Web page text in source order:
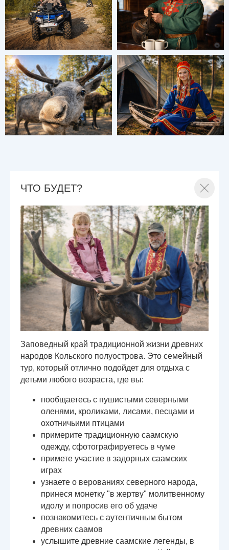
ЧТО БУДЕТ?
Заповедный край традиционной жизни древних
народов Кольского полуострова. Это семейный
тур, который отлично подойдет для отдыха с
детьми любого возраста, где вы:
пообщаетесь с пушистыми северными
оленями, кроликами, лисами, песцами и
охотничьими птицами
примерите традиционную саамскую
одежду, сфотографируетесь в чуме
примете участие в задорных саамских
играх
узнаете о верованиях северного народа,
принеся монетку "в жертву" молитвенному
идолу и попросив его об удаче
познакомитесь с аутентичным бытом
древних саамов
услышите древние саамские легенды, в